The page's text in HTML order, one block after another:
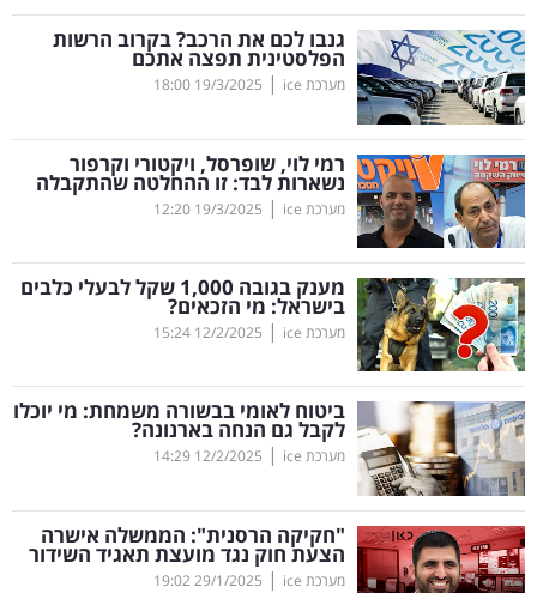
קריפטו
ויראלי
טלוויזיה
עסקי
ספורט
קריירה
ולימודים
מינויים
רייטינג
רכב
בריאות
גנבו לכם את הרכב? בקרוב הרשות
הפלסטינית תפצה אתכם
מערכת ice |
19/3/2025
18:00
רמי לוי, שופרסל, ויקטורי וקרפור
נשארות לבד: זו ההחלטה שהתקבלה
מערכת ice |
19/3/2025
12:20
מענק בגובה 1,000 שקל לבעלי כלבים
בישראל: מי הזכאים?
מערכת ice |
12/2/2025
15:24
ביטוח לאומי בבשורה משמחת: מי יוכלו
לקבל גם הנחה בארנונה?
מערכת ice |
12/2/2025
14:29
"חקיקה הרסנית": הממשלה אישרה
הצעת חוק נגד מועצת תאגיד השידור
מערכת ice |
29/1/2025
19:02